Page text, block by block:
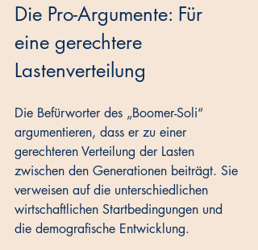
Die Pro-Argumente: Für
eine gerechtere
Lastenverteilung
Die Befürworter des „Boomer-Soli“
argumentieren, dass er zu einer
gerechteren Verteilung der Lasten
zwischen den Generationen beiträgt. Sie
verweisen auf die unterschiedlichen
wirtschaftlichen Startbedingungen und
die demografische Entwicklung.